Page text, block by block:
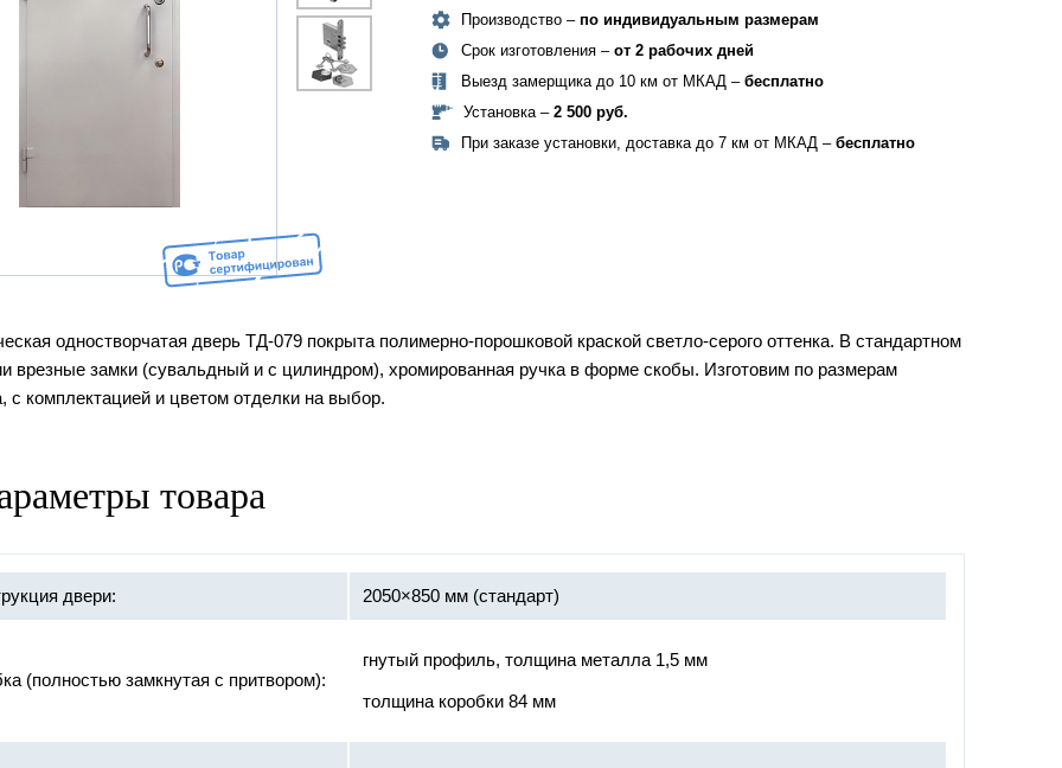
Производство – по индивидуальным размерам
Срок изготовления – от 2 рабочих дней
Выезд замерщика до 10 км от МКАД – бесплатно
Установка – 2 500 руб.
При заказе установки, доставка до 7 км от МКАД – бесплатно
одностворчатая дверь ТД-079 покрыта полимерно-порошковой краской светло-серого оттенка. В стандартном
врезные замки (сувальдный и с цилиндром), хромированная ручка в форме скобы. Изготовим по размерам
с комплектацией и цветом отделки на выбор.
товара
двери: 2050×850 мм (стандарт)
(полностью замкнутая с притвором):
гнутый профиль, толщина металла 1,5 мм
толщина коробки 84 мм